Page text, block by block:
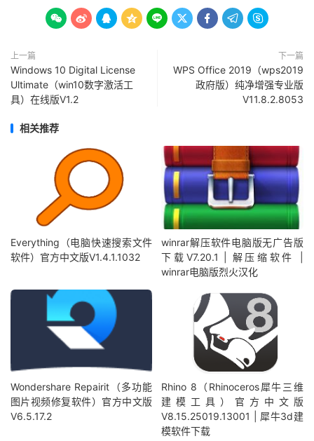
        
上一篇
Windows 10 Digital License
Ultimate（win10数字激活工
具）在线版V1.2
下一篇
WPS Office 2019（wps2019
政府版）纯净增强专业版
V11.8.2.8053
相关推荐
Everything（电脑快速搜索文件
软件）官方中文版V1.4.1.1032
winrar解压软件电脑版无广告版
下载V7.20.1 | 解压缩软件 |
winrar电脑版烈火汉化
Wondershare Repairit（多功能
图片视频修复软件）官方中文版
V6.5.17.2
Rhino 8（Rhinoceros犀牛三维
建模工具）官方中文版
V8.15.25019.13001 | 犀牛3d建
模软件下载